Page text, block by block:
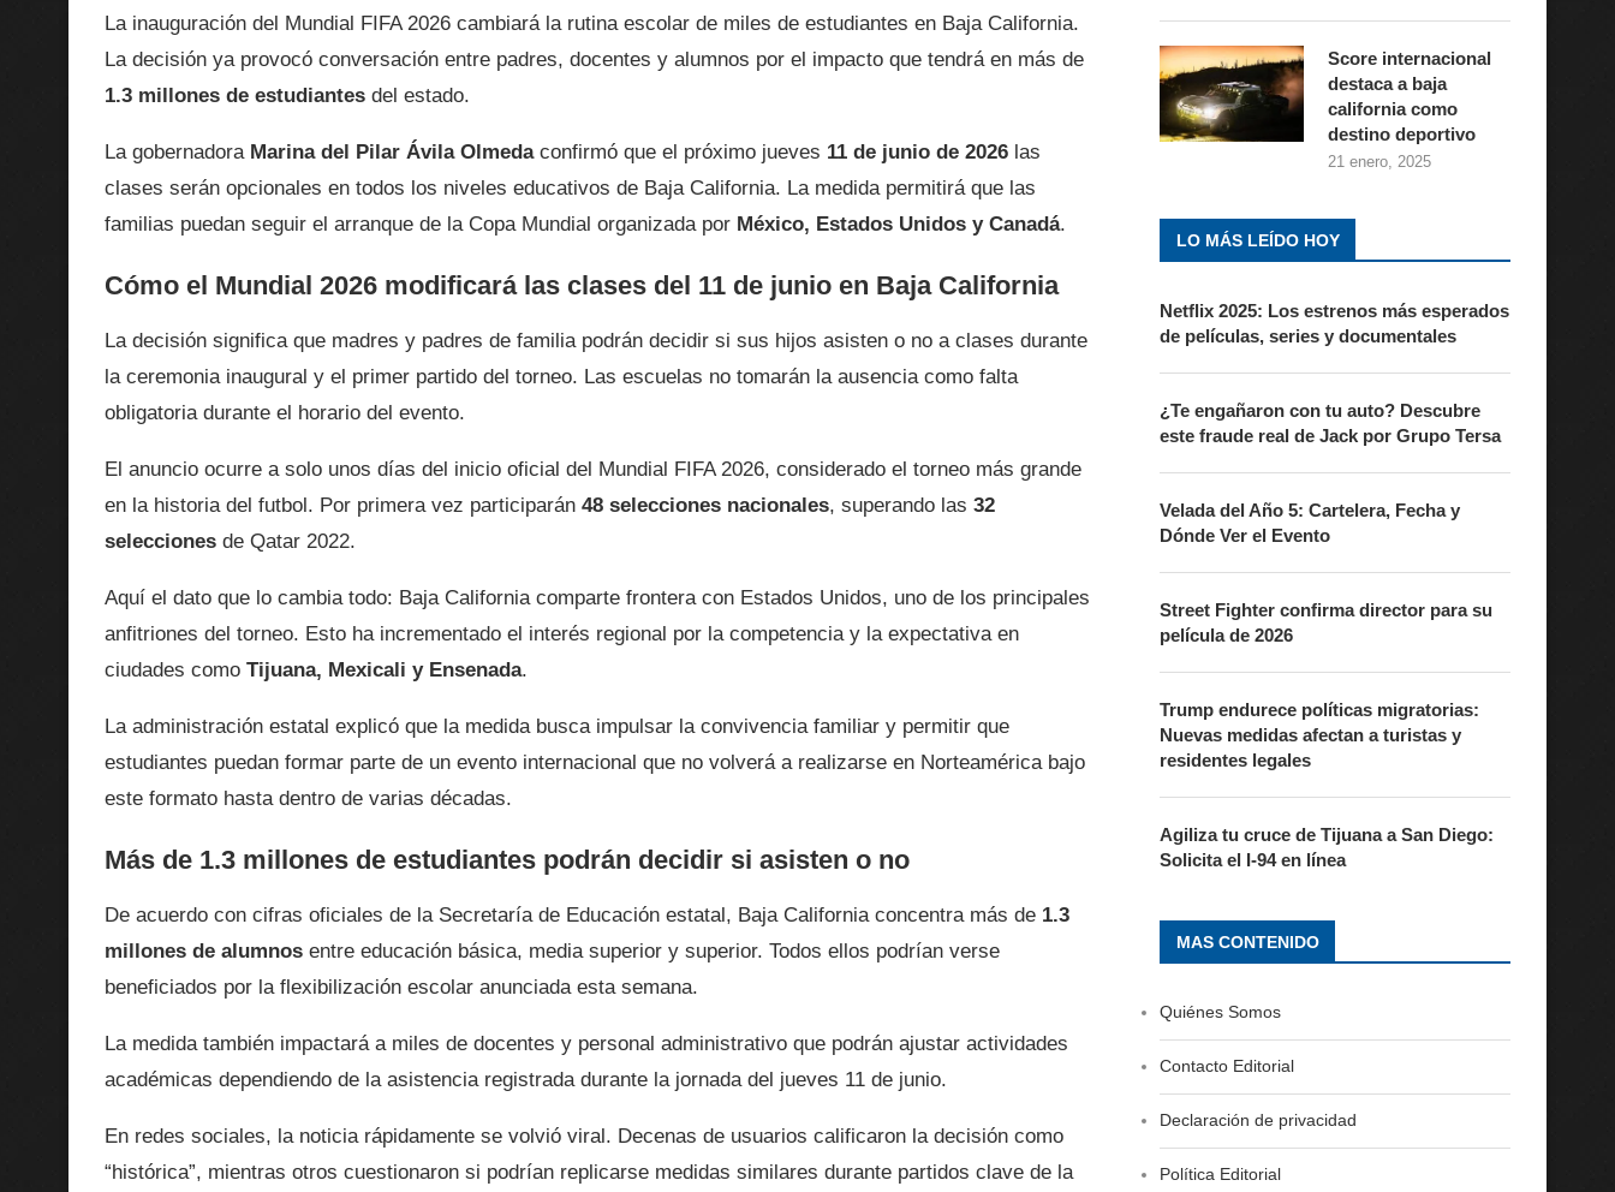
La inauguración del Mundial FIFA 2026 cambiará la rutina escolar de miles de estudiantes en Baja California.
La decisión ya provocó conversación entre padres, docentes y alumnos por el impacto que tendrá en más de
1.3 millones de estudiantes del estado.
La gobernadora Marina del Pilar Ávila Olmedaconfirmó que el próximo jueves 11 de junio de 2026 las
clases serán opcionales en todos los niveles educativos de Baja California. La medida permitirá que las
familias puedan seguir el arranque de la Copa Mundial organizada por México, Estados Unidos y Canadá.
Cómo el Mundial 2026 modificará las clases del 11 de junio en Baja California
La decisión significa que madres y padres de familia podrán decidir si sus hijos asisten o no a clases durante
la ceremonia inaugural y el primer partido del torneo. Las escuelas no tomarán la ausencia como falta
obligatoria durante el horario del evento.
El anuncio ocurre a solo unos días del inicio oficial del Mundial FIFA 2026, considerado el torneo más grande
en la historia del futbol. Por primera vez participarán 48 selecciones nacionales, superando las 32
selecciones de Qatar 2022.
Aquí el dato que lo cambia todo: Baja California comparte frontera con Estados Unidos, uno de los principales
anfitriones del torneo. Esto ha incrementado el interés regional por la competencia y la expectativa en
ciudades como Tijuana, Mexicali y Ensenada.
La administración estatal explicó que la medida busca impulsar la convivencia familiar y permitir que
estudiantes puedan formar parte de un evento internacional que no volverá a realizarse en Norteamérica bajo
este formato hasta dentro de varias décadas.
Más de 1.3 millones de estudiantes podrán decidir si asisten o no
De acuerdo con cifras oficiales de la Secretaría de Educación estatal, Baja California concentra más de 1.3
millones de alumnos entre educación básica, media superior y superior. Todos ellos podrían verse
beneficiados por la flexibilización escolar anunciada esta semana.
La medida también impactará a miles de docentes y personal administrativo que podrán ajustar actividades
académicas dependiendo de la asistencia registrada durante la jornada del jueves 11 de junio.
En redes sociales, la noticia rápidamente se volvió viral. Decenas de usuarios calificaron la decisión como
“histórica”, mientras otros cuestionaron si podrían replicarse medidas similares durante partidos clave de la
Score internacional
destaca a baja
california como
destino deportivo
21 enero, 2025
LO MÁS LEÍDO HOY
Netflix 2025: Los estrenos más esperados
de películas, series y documentales
¿Te engañaron con tu auto? Descubre
este fraude real de Jack por Grupo Tersa
Velada del Año 5: Cartelera, Fecha y
Dónde Ver el Evento
Street Fighter confirma director para su
película de 2026
Trump endurece políticas migratorias:
Nuevas medidas afectan a turistas y
residentes legales
Agiliza tu cruce de Tijuana a San Diego:
Solicita el I-94 en línea
MAS CONTENIDO
Quiénes Somos
Contacto Editorial
Declaración de privacidad
Política Editorial